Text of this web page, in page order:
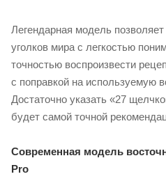
Легендарная модель
уголков мира с легкостью
точностью воспроизвести
с поправкой на используемую
Достаточно указать «‎27
будет самой точной
Современная модель
Pro